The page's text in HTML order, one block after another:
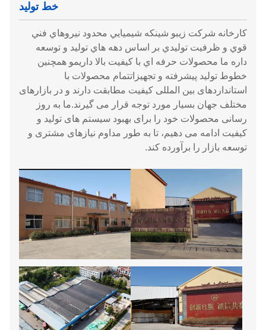
خط تولید
کارخانه شرکت زيبو شينکه شيميايي محدود نيروهاي فني
قوي و ظرفیت توليدي بر اساس دهه هاي توليد و توسعه
داره ما محصولات حرفه اي با کيفيت بالا داريمو همچنین
خطوط تولید پیشرفته و تجهیزاتتمام محصولات با
استانداردهای بین المللی کیفیت مطابقت دارند و در بازارهای
مختلف جهان بسیار مورد توجه قرار می گیرند.ما به روز
رسانی محصولات خود را برای بهبود سیستم های تولید و
کیفیت ادامه می دهیم، تا به طور مداوم نیازهای مشتری و
توسعه بازار را برآورده کند.